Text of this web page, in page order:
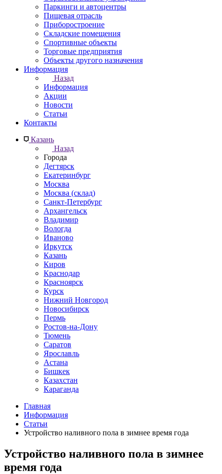
Паркинги и автоцентры
Пищевая отрасль
Приборостроение
Складские помещения
Спортивные объекты
Торговые предприятия
Объекты другого назначения
Информация
Назад
Информация
Акции
Новости
Статьи
Контакты
Казань
Назад
Города
Дегтярск
Екатеринбург
Москва
Москва (склад)
Санкт-Петербург
Архангельск
Владимир
Вологда
Иваново
Иркутск
Казань
Киров
Краснодар
Красноярск
Курск
Нижний Новгород
Новосибирск
Пермь
Ростов-на-Дону
Тюмень
Саратов
Ярославль
Астана
Бишкек
Казахстан
Караганда
Главная
Информация
Статьи
Устройство наливного пола в зимнее время года
Устройство наливного пола в зимнее
время года